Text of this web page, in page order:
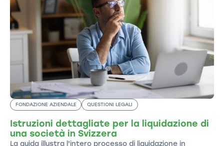
FONDAZIONE AZIENDALE QUESTIONI LEGALI
Istruzioni dettagliate per la liquidazione di
una società in Svizzera
La guida illustra l'intero processo di liquidazione in